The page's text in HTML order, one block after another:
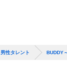
男性タレント BUDDY